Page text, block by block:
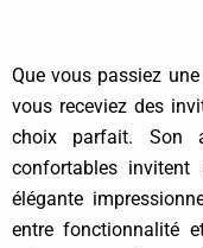
Que vous passiez
vous receviez des
choix parfait. Son
confortables
élégante
entre fonctionnalité